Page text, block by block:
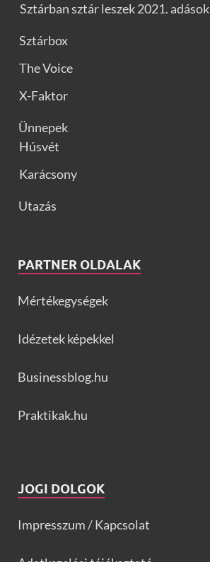
Sztárban sztár leszek 2021. adások
Sztárbox
The Voice
X-Faktor
Ünnepek
Húsvét
Karácsony
Utazás
PARTNER OLDALAK
Mértékegységek
Idézetek képekkel
Businessblog.hu
Praktikak.hu
JOGI DOLGOK
Impresszum / Kapcsolat